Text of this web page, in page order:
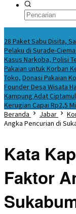
28 Paket Sabu Disita,
Pelaku di Surade-
Kasus Narkoba, Polisi
Pakaian untuk Korban
Toko, Donasi Pakaian
Founder Desa Wisata
Kampung Adat
Kerugian Capai Rp2,5
Beranda
Jabar
Angka Pencurian di
Kata
Faktor